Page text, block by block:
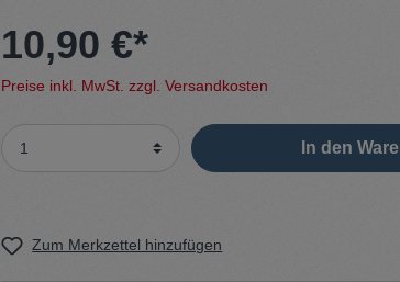
Schale
10,90 €*
Preise inkl. MwSt. zzgl. Versandkosten
In den
Zum Merkzettel hinzufügen